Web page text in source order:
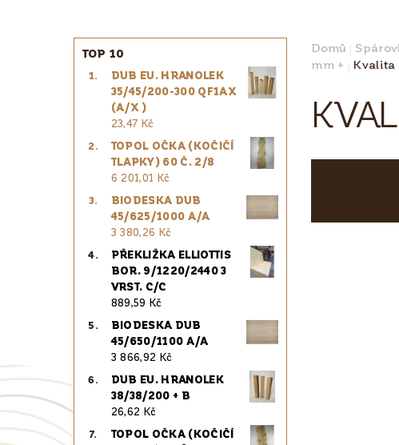
KÁVA QUINTA ŘEZIVO ESPRESSO 100% -
PRO ŘEMESLNÍKY PRO DESIGNÉRY
TOP 10
DUB EU. HRANOLEK
35/45/200-300 QF1AX
(A/X )
23,47 Kč
TOPOL OČKA (KOČIČÍ
TLAPKY) 60 Č. 2/8
6 201,01 Kč
BIODESKA DUB
45/625/1000 A/A
3 380,26 Kč
PŘEKLIŽKA ELLIOTTIS
BOR. 9/1220/2440 3
VRST. C/C
889,59 Kč
BIODESKA DUB
45/650/1100 A/A
3 866,92 Kč
DUB EU. HRANOLEK
38/38/200 + B
26,62 Kč
TOPOL OČKA (KOČIČÍ
Domů
mm +
Kvalita